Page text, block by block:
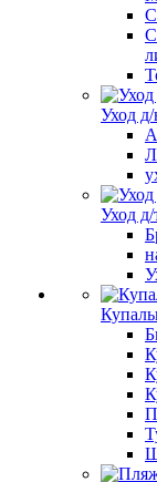
Уход д/
Уход